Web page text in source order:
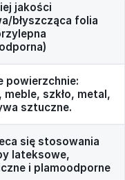
jakości
błyszcząca folia
powierzchnie:
meble, szkło, metal,
sztuczne.
się stosowania
lateksowe,
i plamoodporne